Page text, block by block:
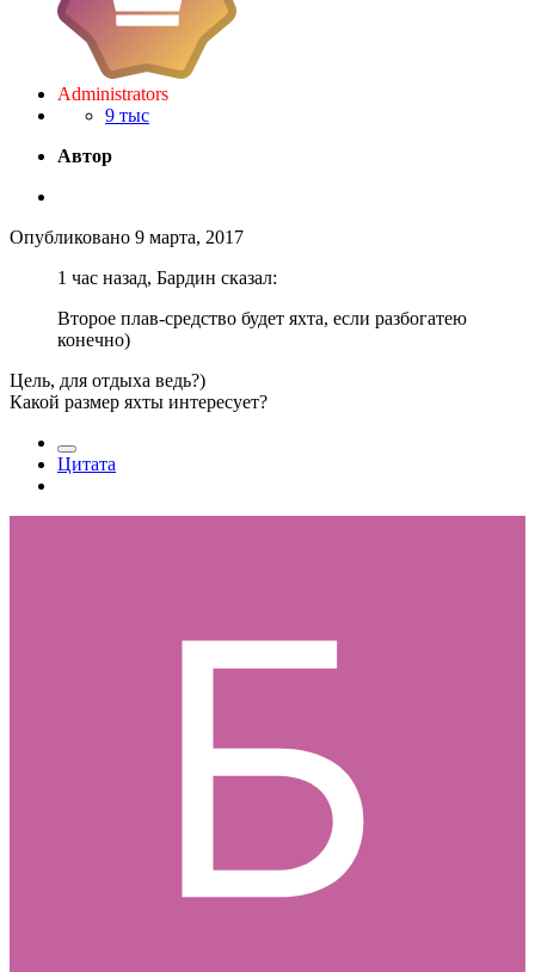
Administrators
9 тыс
Автор
Опубликовано 9 марта, 2017
1 час назад, Бардин сказал:
Второе плав-средство будет яхта, если разбогатею
конечно)
Цель, для отдыха ведь?)
Какой размер яхты интересует?
Цитата